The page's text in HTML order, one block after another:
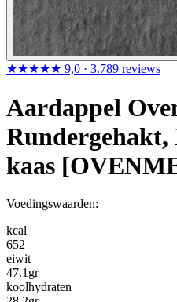
★★★★★ 9,0 · 3.789 reviews
Aardappel
kaas
Voedingswaarden:
kcal
652
eiwit
47.1 gr
koolhydraten